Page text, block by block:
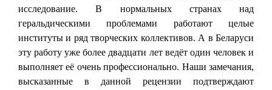
исследование. В нормальных странах над
геральдическими проблемами работают целые
институты и ряд творческих коллективов. А в Беларуси
эту работу уже более двадцати лет ведёт один человек и
выполняет её очень профессионально. Наши замечания,
высказанные в данной рецензии подтверждают